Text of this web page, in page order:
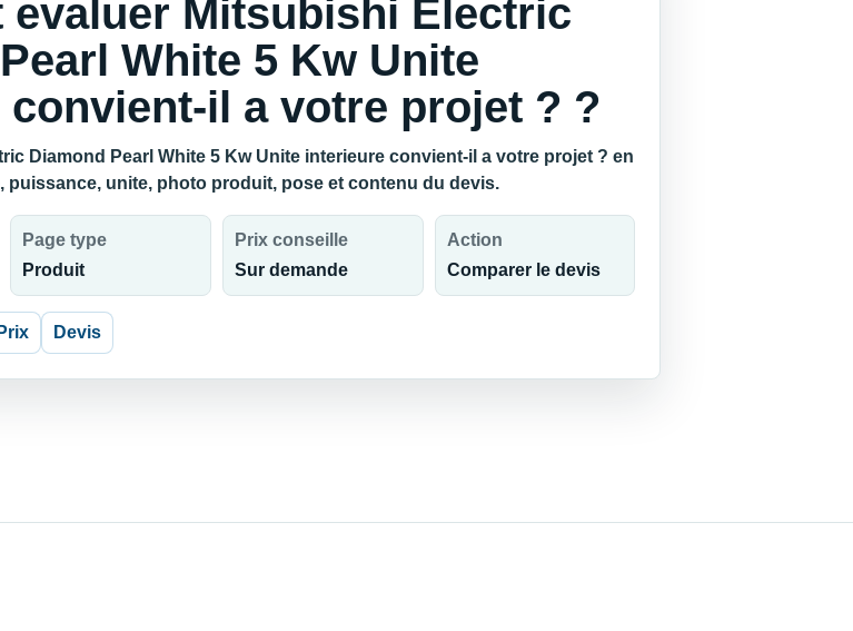
evaluer Mitsubishi Electric
White 5 Kw Unite
il a votre projet ? ?
Diamond Pearl White 5 Kw Unite interieure convient-il a votre projet ? en
puissance, unite, photo produit, pose et contenu du devis.
Page type
Produit
Prix conseille
Sur demande
Action
Comparer le devis
Prix Devis